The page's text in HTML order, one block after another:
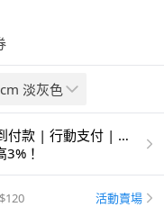
淡灰色
付款 | 行動支付 | 超
！
活動賣場